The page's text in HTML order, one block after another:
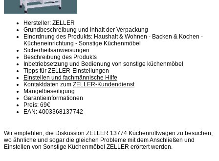
Hersteller: ZELLER
Grundbeschreibung und Inhalt der Verpackung
Einordnung des Produkts: Haushalt & Wohnen - Backen & Kochen -
Kücheneinrichtung - Sonstige Küchenmöbel
Sicherheitsanweisungen
Beschreibung des Produkts
Inbetriebsetzung und Bedienung von sonstige küchenmöbel
Tipps für ZELLER-Einstellungen
Einstellen und fachmännische Hilfe
Kontaktdaten zum ZELLER-Kundendienst
Mängelbeseitigung
Garantieinformationen
Preis: 69€
EAN: 4003368137742
Wir empfehlen, die Diskussion ZELLER 13774 Küchenrollwagen zu besuchen,
wo ähnliche und sogar die gleichen Probleme mit dem Anschließen und
Einstellen von Sonstige Küchenmöbel ZELLER erörtert werden.